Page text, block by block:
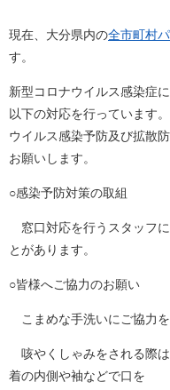
現在、大分県内の全市町村
す。
新型コロナウイルス感染症
以下の対応を行っています。
ウイルス感染予防及び拡散
お願いします。
○感染予防対策の取組
窓口対応を行うスタッフ
とがあります。
○皆様へご協力のお願い
こまめな手洗いにご協力を
咳やくしゃみをされる際
着の内側や袖などで口を